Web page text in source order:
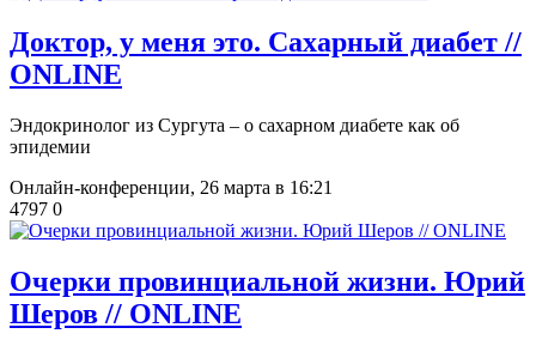
Доктор, у меня это. Сахарный диабет //
ONLINE
Эндокринолог из Сургута ‒ о сахарном диабете как об
эпидемии
Онлайн-конференции, 26 марта в 16:21
4797 0
​Очерки провинциальной жизни. Юрий
Шеров // ONLINE